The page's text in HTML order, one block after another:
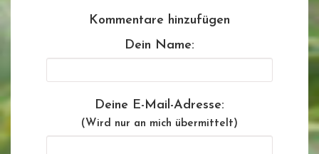
Kommentare hinzufügen
Dein Name:
Deine E-Mail-Adresse:
(Wird nur an mich übermittelt)